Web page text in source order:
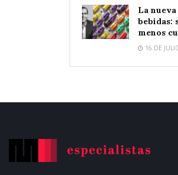
La
bebidas:
menos
16 DE